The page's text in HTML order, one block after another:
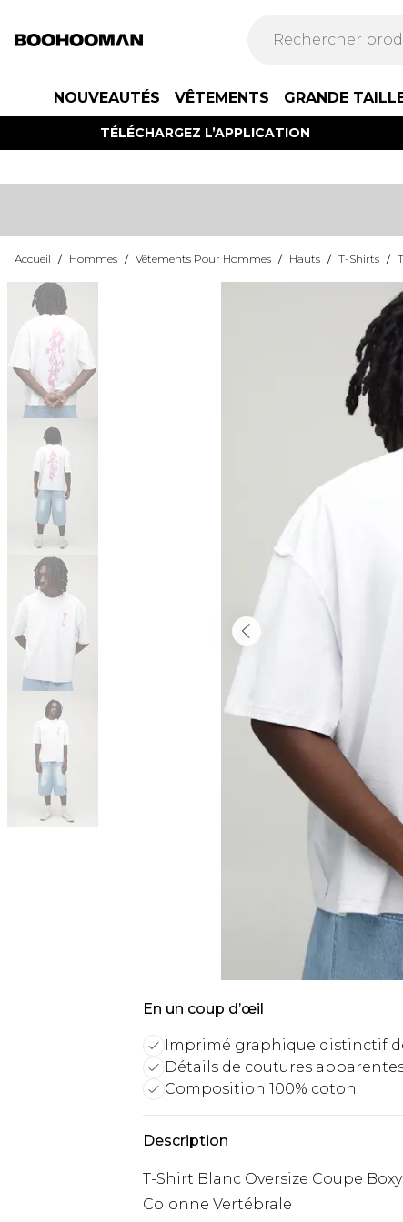
NOUVEAUTÉS VÊTEMENTS GRANDE
TÉLÉCHARGEZ L’APPLICATION
Accueil / Hommes / Vêtements Pour Hommes / Hauts / T-Shirts /
En un coup d’œil
Imprimé graphique distinctif
Détails de coutures
Composition 100% coton
Description
T-Shirt Blanc Oversize Coupe
Colonne Vertébrale